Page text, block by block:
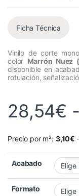
Ficha Técnica
Vinilo de corte
color Marrón Nuez
disponible en
rotulación,
28,54€ -
Precio por m²: 3,10€
Acabado
Formato